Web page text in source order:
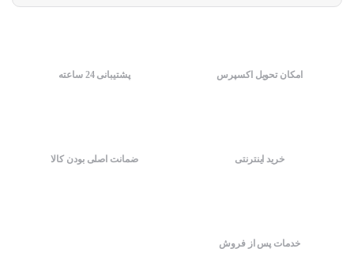
امکان تحویل اکسپرس پشتیبانی 24 ساعته
خرید اینترنتی ضمانت اصلی بودن کالا
خدمات پس از فروش